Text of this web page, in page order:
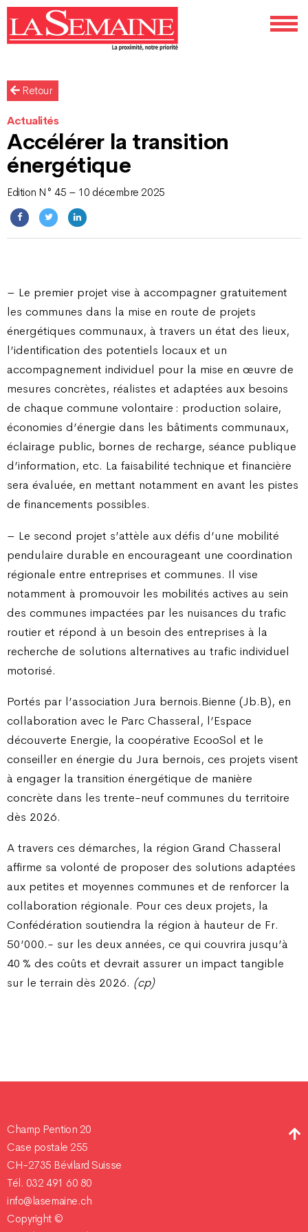
Retour
Actualités
Accélérer la transition
énergétique
Edition N° 45 – 10 décembre 2025
– Le premier projet vise à accompagner gratuitement
les communes dans la mise en route de projets
énergétiques communaux, à travers un état des lieux,
l’identification des potentiels locaux et un
accompagnement individuel pour la mise en œuvre de
mesures concrètes, réalistes et adaptées aux besoins
de chaque commune volontaire : production solaire,
économies d’énergie dans les bâtiments communaux,
éclairage public, bornes de recharge, séance publique
d’information, etc. La faisabilité technique et financière
sera évaluée, en mettant notamment en avant les pistes
de financements possibles.
– Le second projet s’attèle aux défis d’une mobilité
pendulaire durable en encourageant une coordination
régionale entre entreprises et communes. Il vise
notamment à promouvoir les mobilités actives au sein
des communes impactées par les nuisances du trafic
routier et répond à un besoin des entreprises à la
recherche de solutions alternatives au trafic individuel
motorisé.
Portés par l’association Jura bernois.Bienne (Jb.B), en
collaboration avec le Parc Chasseral, l’Espace
découverte Energie, la coopérative EcooSol et le
conseiller en énergie du Jura bernois, ces projets visent
à engager la transition énergétique de manière
concrète dans les trente-neuf communes du territoire
dès 2026.
A travers ces démarches, la région Grand Chasseral
affirme sa volonté de proposer des solutions adaptées
aux petites et moyennes communes et de renforcer la
collaboration régionale. Pour ces deux projets, la
Confédération soutiendra la région à hauteur de Fr.
50’000.- sur les deux années, ce qui couvrira jusqu’à
40 % des coûts et devrait assurer un impact tangible
sur le terrain dès 2026. (cp)
Champ Pention 20
Case postale 255
CH-2735 Bévilard Suisse
Tél. 032 491 60 80
info@lasemaine.ch
Copyright ©